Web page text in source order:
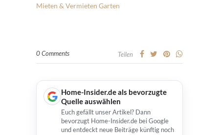
Mieten & Vermieten Garten
0 Comments Teilen
Home-Insider.de als bevorzugte
Quelle auswählen
Euch gefällt unser Artikel? Dann
bevorzugt Home-Insider.de bei Google
und entdeckt neue Beiträge künftig noch